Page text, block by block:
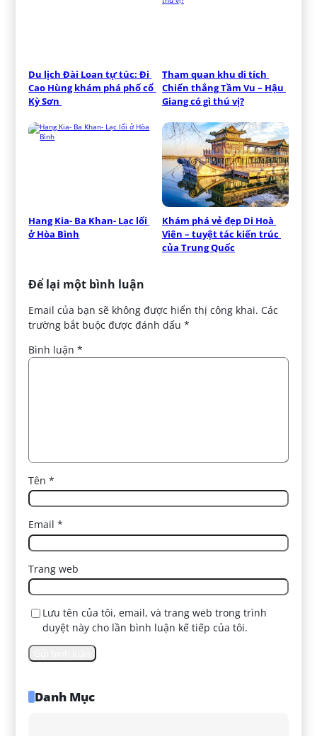
Du lịch Đài Loan tự túc: Đi
Cao Hùng khám phá phố cổ
Kỳ Sơn
Tham quan khu di tích
Chiến thắng Tầm Vu – Hậu
Giang có gì thú vị?
Hang Kia- Ba Khan- Lạc lối
ở Hòa Bình
Khám phá vẻ đẹp Di Hoà
Viên – tuyệt tác kiến trúc
của Trung Quốc
Để lại một bình luận
Email của bạn sẽ không được hiển thị công khai. Các
trường bắt buộc được đánh dấu*
Bình luận*
Tên*
Email*
Trang web
Lưu tên của tôi, email, và trang web trong trình
duyệt này cho lần bình luận kế tiếp của tôi.
Danh Mục